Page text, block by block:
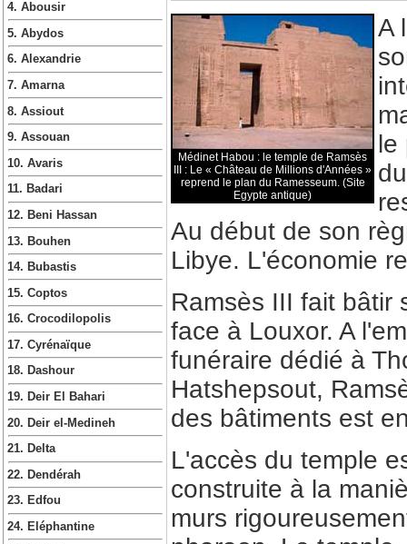
4. Abousir
5. Abydos
6. Alexandrie
7. Amarna
8. Assiout
9. Assouan
10. Avaris
11. Badari
12. Beni Hassan
13. Bouhen
14. Bubastis
15. Coptos
16. Crocodilopolis
17. Cyrénaïque
18. Dashour
19. Deir El Bahari
20. Deir el-Medineh
21. Delta
22. Dendérah
23. Edfou
24. Eléphantine
Médinet Habou : le temple de Ramsès
III : Le « Château de Millions d'Années »
reprend le plan du Ramesseum. (Site
Egypte antique)
A
le
Au début de son
Libye. L'économie
Ramsès III fait bâtir
face à Louxor. A
funéraire dédié à
Hatshepsout,
des bâtiments est
L'accès du temple
construite à la
murs